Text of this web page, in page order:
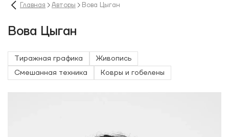
Главная Авторы Вова Цыган
Вова Цыган
Тиражная графика
Живопись
Смешанная техника
Ковры и гобелены